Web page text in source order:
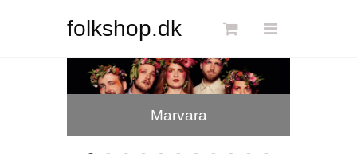
folkshop.dk
Marvara
Jensen & Bugge